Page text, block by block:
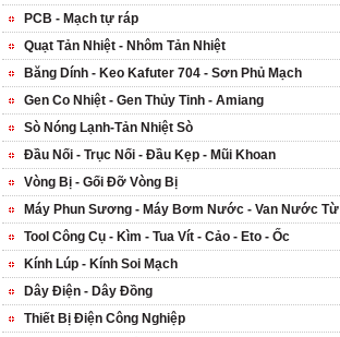
PCB - Mạch tự ráp
Quạt Tản Nhiệt - Nhôm Tản Nhiệt
Băng Dính - Keo Kafuter 704 - Sơn Phủ Mạch
Gen Co Nhiệt - Gen Thủy Tinh - Amiang
Sò Nóng Lạnh-Tản Nhiệt Sò
Đầu Nối - Trục Nối - Đầu Kẹp - Mũi Khoan
Vòng Bị - Gối Đỡ Vòng Bị
Máy Phun Sương - Máy Bơm Nước - Van Nước Từ
Tool Công Cụ - Kìm - Tua Vít - Cảo - Eto - Ốc
Kính Lúp - Kính Soi Mạch
Dây Điện - Dây Đồng
Thiết Bị Điện Công Nghiệp